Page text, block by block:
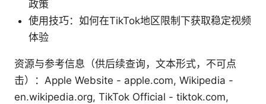
政策
使用技巧：如何在TikTok地区限制下获取稳定视频
体验
资源与参考信息（供后续查询，文本形式，不可点
击）：Apple Website - apple.com, Wikipedia -
en.wikipedia.org, TikTok Official - tiktok.com,